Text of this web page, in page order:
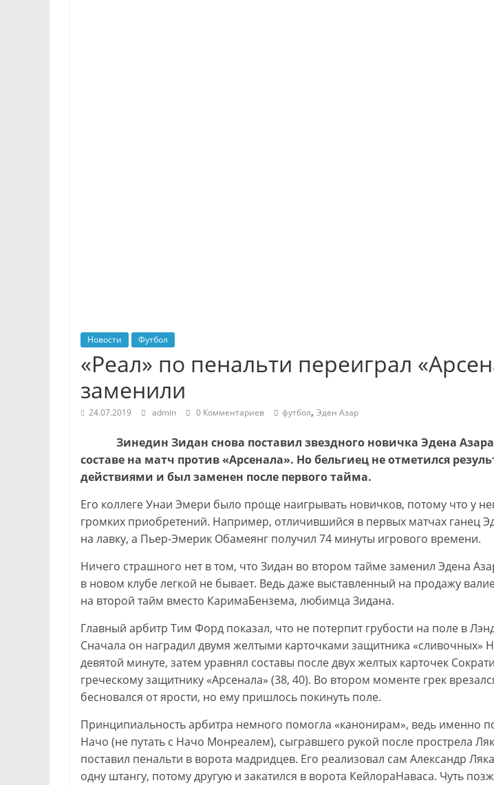
Новости Футбол
«Реал» по пенальти переиграл
заменили
24.07.2019 admin 0 Комментариев футбол, Эден Азар
Зинедин Зидан снова поставил звездного новичка Эдена Азара
составе на матч против «Арсенала». Но бельгиец не отметился
действиями и был заменен после первого тайма.
Его коллеге Унаи Эмери было проще наигрывать новичков, потому что у
громких приобретений. Например, отличившийся в первых матчах ганец
на лавку, а Пьер-Эмерик Обамеянг получил 74 минуты игрового времени.
Ничего страшного нет в том, что Зидан во втором тайме заменил Эдена
в новом клубе легкой не бывает. Ведь даже выставленный на продажу
на второй тайм вместо КаримаБензема, любимца Зидана.
Главный арбитр Тим Форд показал, что не потерпит грубости на поле в
Сначала он наградил двумя желтыми карточками защитника «сливочных»
девятой минуте, затем уравнял составы после двух желтых карточек
греческому защитнику «Арсенала» (38, 40). Во втором моменте грек
бесновался от ярости, но ему пришлось покинуть поле.
Принципиальность арбитра немного помогла «канонирам», ведь именно
Начо (не путать с Начо Монреалем), сыгравшего рукой после прострела
поставил пенальти в ворота мадридцев. Его реализовал сам Александр
одну штангу, потому другую и закатился в ворота КейлораНаваса. Чуть